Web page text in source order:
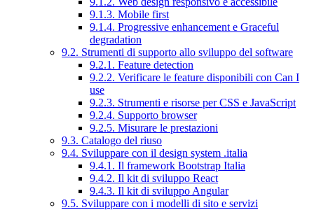
9.1.3. Mobile first
9.1.4. Progressive enhancement e Graceful
degradation
9.2. Strumenti di supporto allo sviluppo del software
9.2.1. Feature detection
9.2.2. Verificare le feature disponibili con Can I
use
9.2.3. Strumenti e risorse per CSS e JavaScript
9.2.4. Supporto browser
9.2.5. Misurare le prestazioni
9.3. Catalogo del riuso
9.4. Sviluppare con il design system .italia
9.4.1. Il framework Bootstrap Italia
9.4.2. Il kit di sviluppo React
9.4.3. Il kit di sviluppo Angular
9.5. Sviluppare con i modelli di sito e servizi